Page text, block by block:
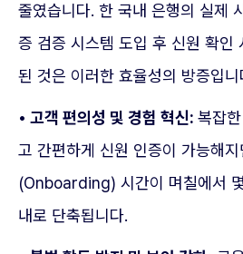
줄였습니다. 한 국내 은행의 실제
증 검증 시스템 도입 후 신원 확인
된 것은 이러한 효율성의 방증입니
• 고객 편의성 및 경험 혁신: 복잡
고 간편하게 신원 인증이 가능해
(Onboarding) 시간이 며칠에서
내로 단축됩니다.